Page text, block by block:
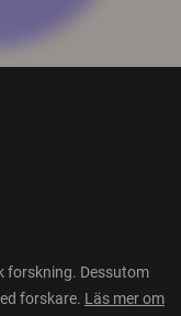
forskning. Dessutom
forskare. Läs mer om